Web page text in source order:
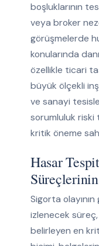
boşluklarının
veya broker
görüşmelerde
konularında
özellikle ticari
büyük ölçekli
ve sanayi
sorumluluk riski
kritik öneme
Hasar
Sigorta
izlenecek
belirleyen en